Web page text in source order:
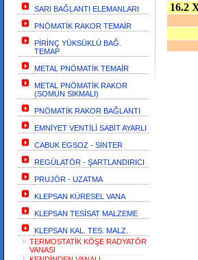
SARI BAĞLANTI ELEMANLARI
PNÖMATİK RAKOR TEMAİR
PİRİNÇ YÜKSÜKLÜ BAĞ.
TEMAP
METAL PNÖMATİK TEMAİR
METAL PNÖMATİK RAKOR
(SOMUN SIKMALI)
PNÖMATİK RAKOR BAĞLANTI
EMNİYET VENTİLİ SABİT AYARLI
CABUK EGSOZ - SİNTER
REGÜLATÖR - ŞARTLANDIRICI
PRUJÖR - UZATMA
KLEPSAN KÜRESEL VANA
KLEPSAN TESİSAT MALZEME
KLEPSAN KAL. TES. MALZ.
TERMOSTATİK KÖŞE RADYATÖR
VANASI
16.2